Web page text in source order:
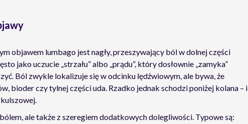
objawem lumbago jest nagły, przeszywający ból w dolnej części
jako uczucie „strzału” albo „prądu”, który dosłownie „zamyka”
Ból zwykle lokalizuje się w odcinku lędźwiowym, ale bywa, że
bioder czy tylnej części uda. Rzadko jednak schodzi poniżej kolana – i
ale także z szeregiem dodatkowych dolegliwości. Typowe są: